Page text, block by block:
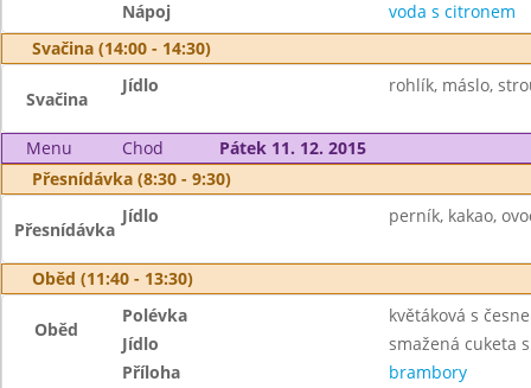
Nápoj
voda s citronem
Svačina (14:00 - 14:30)
Svačina
Jídlo rohlík, máslo,
Menu Chod
Pátek 11. 12. 2015
Přesnídávka (8:30 - 9:30)
Přesnídávka
Jídlo perník, kakao,
Oběd (11:40 - 13:30)
Oběd
Polévka
květáková s
Jídlo
smažená cuketa
Příloha
brambory